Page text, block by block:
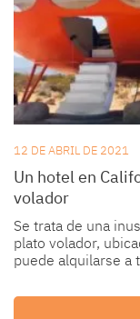
12 DE ABRIL DE 2021
Un hotel en
volador
Se trata de una
plato volador,
puede alquilarse a